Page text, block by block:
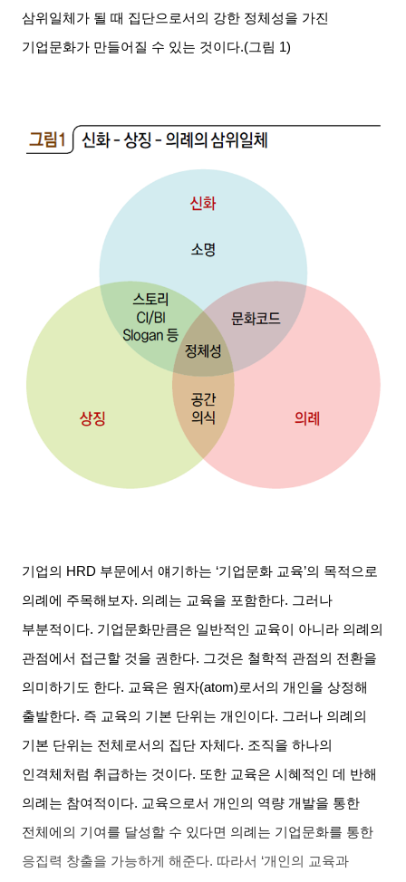
삼위일체가 될 때 집단으로서의 강한 정체성을 가진
기업문화가 만들어질 수 있는 것이다.(그림 1)
기업의 HRD 부문에서 얘기하는 ‘기업문화 교육’의 목적으로
의례에 주목해보자. 의례는 교육을 포함한다. 그러나
부분적이다. 기업문화만큼은 일반적인 교육이 아니라 의례의
관점에서 접근할 것을 권한다. 그것은 철학적 관점의 전환을
의미하기도 한다. 교육은 원자(atom)로서의 개인을 상정해
출발한다. 즉 교육의 기본 단위는 개인이다. 그러나 의례의
기본 단위는 전체로서의 집단 자체다. 조직을 하나의
인격체처럼 취급하는 것이다. 또한 교육은 시혜적인 데 반해
의례는 참여적이다. 교육으로서 개인의 역량 개발을 통한
전체에의 기여를 달성할 수 있다면 의례는 기업문화를 통한
응집력 창출을 가능하게 해준다. 따라서 ‘개인의 교육과